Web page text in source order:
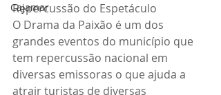
Cajamar
Repercussão do Espetáculo
O Drama da Paixão é um dos
grandes eventos do município que
tem repercussão nacional em
diversas emissoras o que ajuda a
atrair turistas de diversas